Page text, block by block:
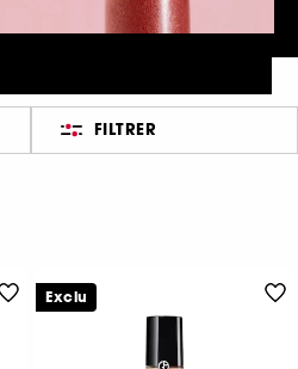
FILTRER
Exclu